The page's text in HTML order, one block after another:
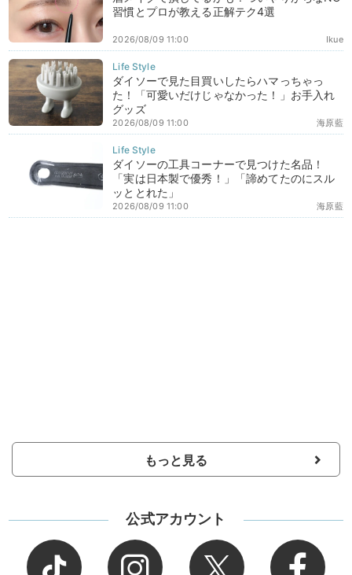
習慣とプロが教える正解テク4選
Ikue
2026/08/09 11:00
ダイソーで見た目買いしたらハマっちゃっ
た！「可愛いだけじゃなかった！」お手入れ
グッズ
海原藍
2026/08/09 11:00
ダイソーの工具コーナーで見つけた名品！
「実は日本製で優秀！」「諦めてたのにスル
ッととれた」
海原藍
2026/08/09 11:00
もっと見る
公式アカウント